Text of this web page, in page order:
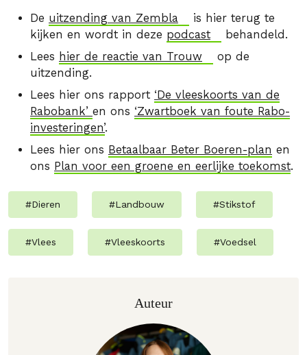
De uitzending van Zembla
is hier terug te
kijken en wordt in deze podcast
behandeld.
Lees hier de reactie van Trouw
op de
uitzending.
Lees hier ons rapport ‘De vleeskoorts van de
Rabobank’ en ons ‘Zwartboek van foute Rabo-
investeringen’.
Lees hier ons Betaalbaar Beter Boeren-plan en
ons Plan voor een groene en eerlijke toekomst.
#Dieren #Landbouw #Stikstof
#Vlees #Vleeskoorts #Voedsel
Auteur